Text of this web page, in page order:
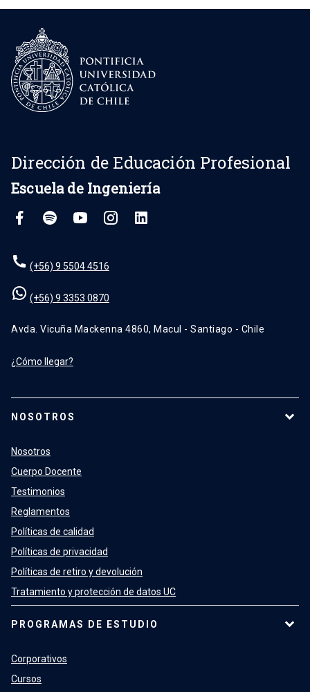
Dirección de Educación Profesional
Escuela de Ingeniería
(+56) 9 5504 4516
(+56) 9 3353 0870
Avda. Vicuña Mackenna 4860, Macul - Santiago - Chile
¿Cómo llegar?
NOSOTROS
Nosotros
Cuerpo Docente
Testimonios
Reglamentos
Políticas de calidad
Políticas de privacidad
Políticas de retiro y devolución
Tratamiento y protección de datos UC
PROGRAMAS DE ESTUDIO
Corporativos
Cursos